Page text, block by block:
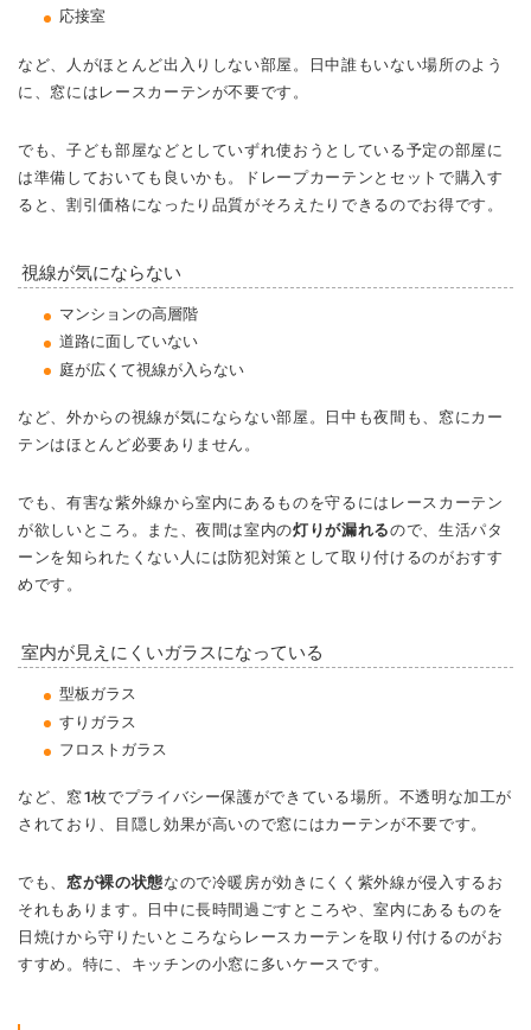
応接室
など、人がほとんど出入りしない部屋。日中誰もいない場所のよう
に、窓にはレースカーテンが不要です。
でも、子ども部屋などとしていずれ使おうとしている予定の部屋に
は準備しておいても良いかも。ドレープカーテンとセットで購入す
ると、割引価格になったり品質がそろえたりできるのでお得です。
視線が気にならない
マンションの高層階
道路に面していない
庭が広くて視線が入らない
など、外からの視線が気にならない部屋。日中も夜間も、窓にカー
テンはほとんど必要ありません。
でも、有害な紫外線から室内にあるものを守るにはレースカーテン
が欲しいところ。また、夜間は室内の灯りが漏れるので、生活パタ
ーンを知られたくない人には防犯対策として取り付けるのがおすす
めです。
室内が見えにくいガラスになっている
型板ガラス
すりガラス
フロストガラス
など、窓1枚でプライバシー保護ができている場所。不透明な加工が
されており、目隠し効果が高いので窓にはカーテンが不要です。
でも、 窓が裸の状態なので冷暖房が効きにくく紫外線が侵入するお
それもあります。日中に長時間過ごすところや、室内にあるものを
日焼けから守りたいところならレースカーテンを取り付けるのがお
すすめ。特に、キッチンの小窓に多いケースです。